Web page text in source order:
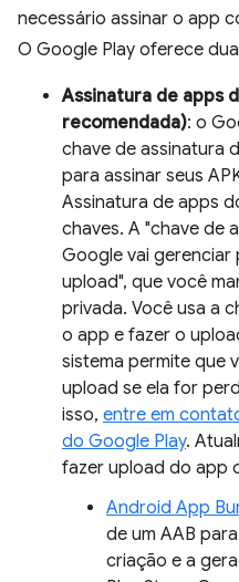
necessário assinar o app
O Google Play oferece
Assinatura de apps
recomendada): o
chave de assinatura
para assinar seus
Assinatura de apps
chaves. A "chave de
Google vai gerenciar
upload", que você
privada. Você usa a
o app e fazer o
sistema permite que
upload se ela for
isso, entre em
do Google Play.
fazer upload do app
Android App
de um AAB
criação e a